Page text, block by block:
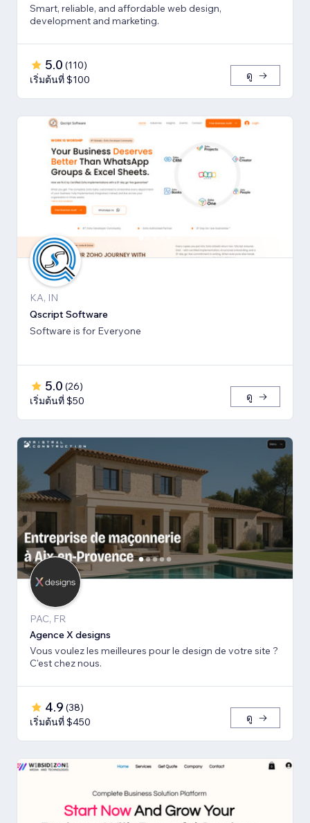
Smart, reliable, and affordable web design,
development and marketing.
5.0 (110)
เริ่มต้นที่ $100
ดู
KA, IN
Qscript Software
Software is for Everyone
5.0 (26)
เริ่มต้นที่ $50
ดู
PAC, FR
Agence X designs
Vous voulez les meilleures pour le design de votre site ?
C'est chez nous.
4.9 (38)
เริ่มต้นที่ $450
ดู